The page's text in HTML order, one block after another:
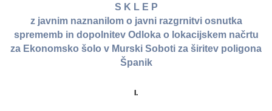
S K L E P
z javnim naznanilom o javni razgrnitvi osnutka
sprememb in dopolnitev Odloka o lokacijskem načrtu
za Ekonomsko šolo v Murski Soboti za širitev poligona
Španik
I.